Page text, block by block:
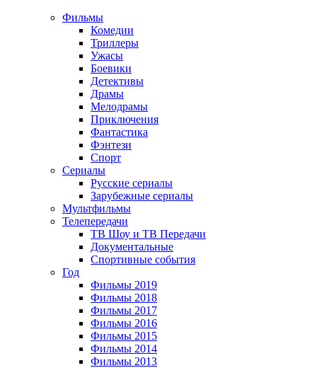
Фильмы
Комедии
Триллеры
Ужасы
Боевики
Детективы
Драмы
Мелодрамы
Приключения
Фантастика
Фэнтези
Спорт
Сериалы
Русские сериалы
Зарубежные сериалы
Мультфильмы
Телепередачи
ТВ Шоу и ТВ Передачи
Документальные
Спортивные события
Год
Фильмы 2019
Фильмы 2018
Фильмы 2017
Фильмы 2016
Фильмы 2015
Фильмы 2014
Фильмы 2013